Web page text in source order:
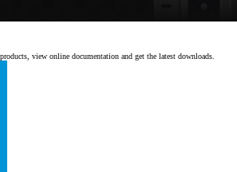
view online documentation and get the latest downloads.